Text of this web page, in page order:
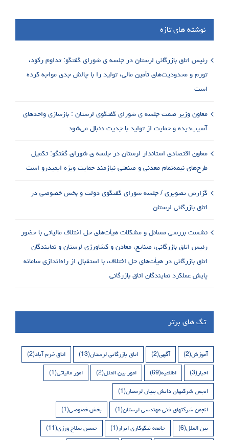
نوشته های تازه
رئیس اتاق بازرگانی لرستان در جلسه ی شورای گفتگو: تداوم رکود،
تورم و محدودیت‌های تأمین مالی، تولید را با چالش جدی مواجه کرده
است
معاون وزیر صمت جلسه ی شورای گفتگوی لرستان : بازسازی واحدهای
آسیب‌دیده و حمایت از تولید با جدیت دنبال می‌شود
معاون اقتصادی استاندار لرستان در جلسه ی شورای گفتگو: تکمیل
طرح‌های نیمه‌تمام معدنی و صنعتی نیازمند حمایت ویژه ایمیدرو است
گزارش تصویری / جلسه شورای گفتگوی دولت و بخش خصوصی در
اتاق بازرگانی لرستان
نشست بررسی مسائل و مشکلات هیأت‌های حل اختلاف مالیاتی با حضور
رئیس اتاق بازرگانی، صنایع، معادن و کشاورزی لرستان و نمایندگان
اتاق بازرگانی در هیأت‌های حل اختلاف، با استقبال از راه‌اندازی سامانه
پایش عملکرد نمایندگان اتاق بازرگانی
تگ های برتر
آموزش(2) آگهی(2) اتاق بازرگانی لرستان(13) اتاق خرم آباد(2)
اخبار(3) اطلاعیه(69) امور بین الملل(2) امور مالیاتی(1)
انجمن شرکتهای دانش بنیان لرستان(1)
انجمن شرکتهای فنی مهندسی لرستان(1) بخش خصوصی(1)
بین الملل(6) جامعه نیکوکاری ابرار(1) حسین سلاح ورزی(11)